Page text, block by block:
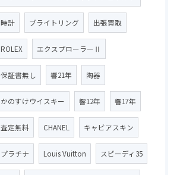
時計 ブライトリング 出張買取
ROLEX エクスプローラーⅡ
保証書無し 響21年 陶器
かのすけウイスキー 響12年 響17年
査定無料 CHANEL キャビアスキン
プラチナ Louis Vuitton スピーディ35